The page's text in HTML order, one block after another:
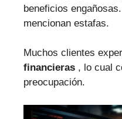
beneficios
mencionan estafas.
Muchos clientes
financieras , lo cual
preocupación.